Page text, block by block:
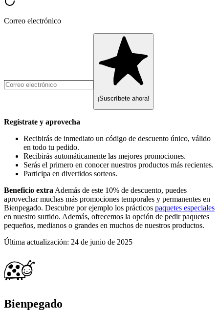
Correo electrónico
¡Suscríbete ahora!
Regístrate y aprovecha
Recibirás de inmediato un código de descuento único, válido
en todo tu pedido.
Recibirás automáticamente las mejores promociones.
Serás el primero en conocer nuestros productos más recientes.
Participa en divertidos sorteos.
Beneficio extraAdemás de este 10% de descuento, puedes
aprovechar muchas más promociones temporales y permanentes en
Bienpegado. Descubre por ejemplo los prácticos paquetes especiales
en nuestro surtido. Además, ofrecemos la opción de pedir paquetes
pequeños, medianos o grandes en muchos de nuestros productos.
Última actualización: 24 de junio de 2025
Bienpegado